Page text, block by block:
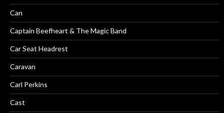
Can
Captain Beefheart & The Magic Band
Car Seat Headrest
Caravan
Carl Perkins
Cast